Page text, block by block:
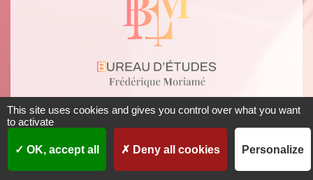
RETROUVEZ
B.E.F.M
This site uses cookies and gives you control over what you want
to activate
OK, accept all Deny all cookies Personalize